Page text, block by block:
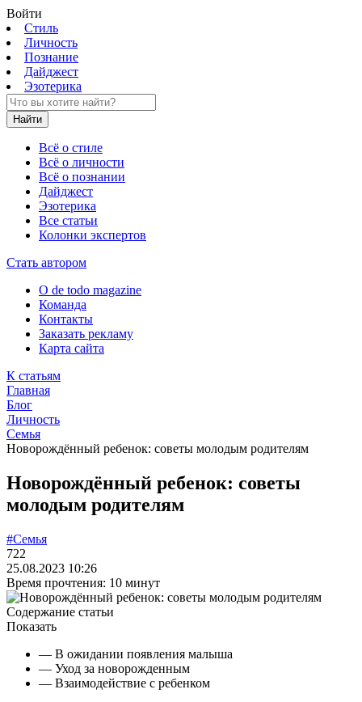
Войти
Стиль
Личность
Познание
Дайджест
Эзотерика
Найти
Всё о стиле
Всё о личности
Всё о познании
Дайджест
Эзотерика
Все статьи
Колонки экспертов
Стать автором
О de todo magazine
Команда
Контакты
Заказать рекламу
Карта сайта
К статьям
Главная
Блог
Личность
Семья
Новорождённый ребенок: советы молодым родителям
Новорождённый ребенок: советы
молодым родителям
#Семья
722
25.08.2023 10:26
Время прочтения: 10 минут
Содержание статьи
Показать
— В ожидании появления малыша
— Уход за новорожденным
— Взаимодействие с ребенком